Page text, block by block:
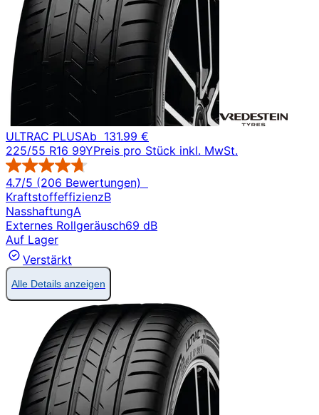
ULTRAC PLUSAb 131.99 €
225/55 R16 99YPreis pro Stück inkl. MwSt.
4.7/5 (206 Bewertungen)
KraftstoffeffizienzB
NasshaftungA
Externes Rollgeräusch69 dB
Auf Lager
Verstärkt
Alle Details anzeigen